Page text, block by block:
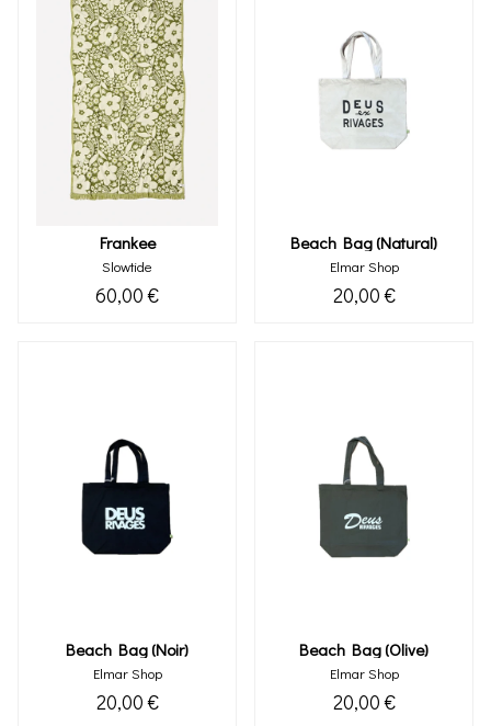
Frankee
Slowtide
60,00 €
Beach Bag (natural)
Elmar Shop
20,00 €
Beach Bag (noir)
Elmar Shop
20,00 €
Beach Bag (olive)
Elmar Shop
20,00 €